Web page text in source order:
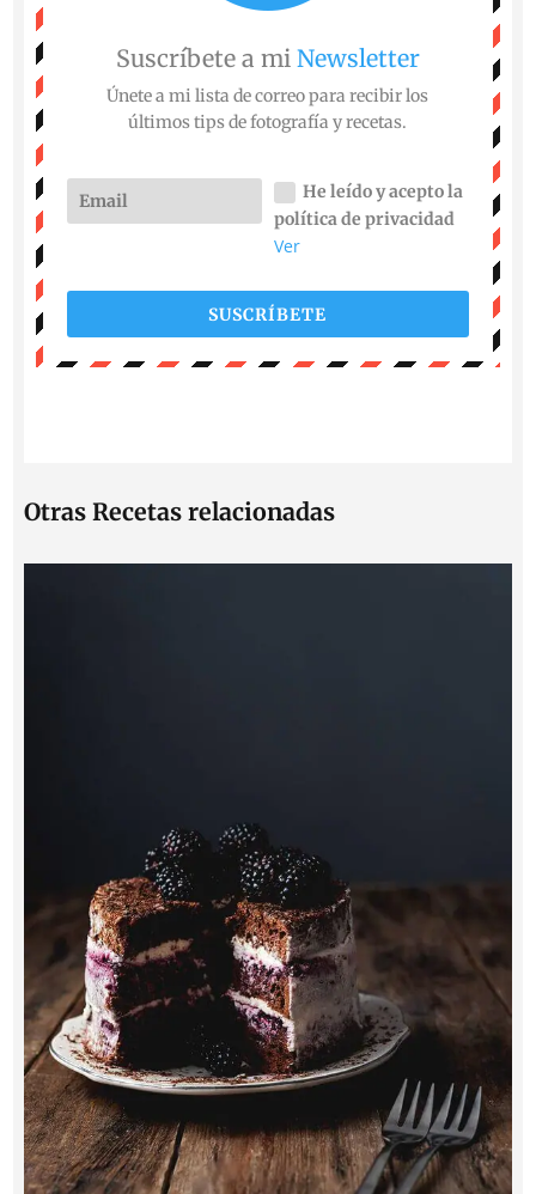
Suscríbete a mi Newsletter
Únete a mi lista de correo para recibir los
últimos tips de fotografía y recetas.
He leído y acepto la
política de privacidad
Ver
SUSCRÍBETE
Otras Recetas relacionadas